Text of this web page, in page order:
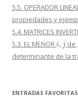
5.5. OPERADOR
propiedades y
5.4. MATRICES
5.3. EL MENORi,j de
determinante de la
ENTRADAS FAVORITAS